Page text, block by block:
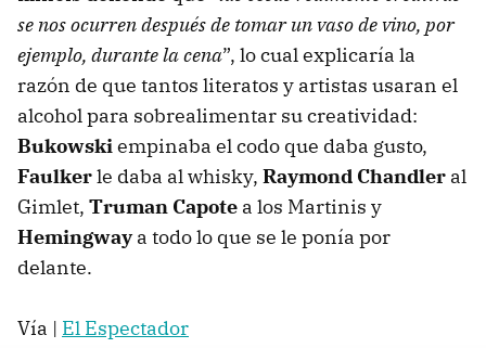
se nos ocurren después de tomar un vaso de vino, por
ejemplo, durante la cena”, lo cual explicaría la
razón de que tantos literatos y artistas usaran el
alcohol para sobrealimentar su creatividad:
Bukowskiempinaba el codo que daba gusto,
Faulkerle daba al whisky, Raymond Chandler al
Gimlet, Truman Capote a los Martinis y
Hemingwaya todo lo que se le ponía por
delante.
Vía | El Espectador